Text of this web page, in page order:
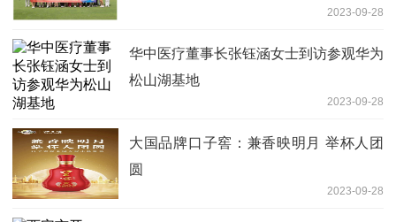
2023-09-28
华中医疗董事长张钰涵女士到访参观华为
松山湖基地
2023-09-28
大国品牌口子窖：兼香映明月 举杯人团
圆
2023-09-28